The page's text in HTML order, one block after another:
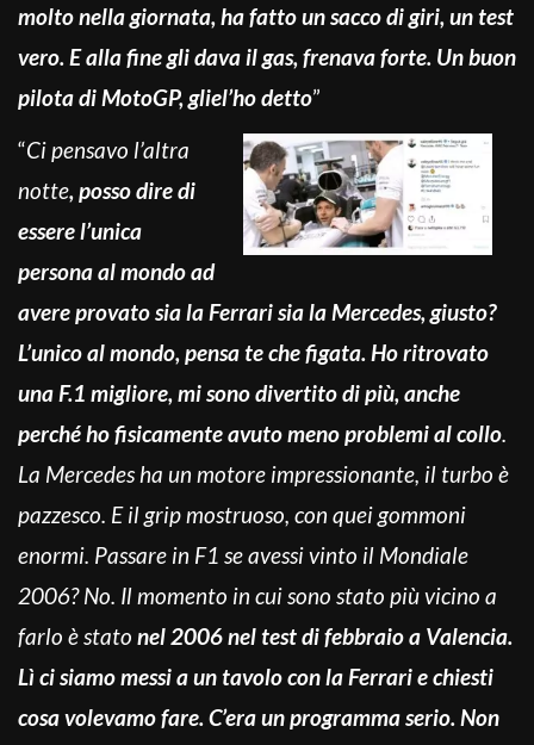
molto nella giornata, ha fatto un sacco di giri, un test
vero. E alla fine gli dava il gas, frenava forte. Un buon
pilota di MotoGP, gliel’ho detto”
“Ci pensavo l’altra
notte, posso dire di
essere l’unica
persona al mondo ad
avere provato sia la Ferrari sia la Mercedes, giusto?
L’unico al mondo, pensa te che figata. Ho ritrovato
una F.1 migliore, mi sono divertito di più, anche
perché ho fisicamente avuto meno problemi al collo.
La Mercedes ha un motore impressionante, il turbo è
pazzesco. E il grip mostruoso, con quei gommoni
enormi. Passare in F1 se avessi vinto il Mondiale
2006? No. Il momento in cui sono stato più vicino a
farlo è stato nel 2006 nel test di febbraio a Valencia.
Lì ci siamo messi a un tavolo con la Ferrari e chiesti
cosa volevamo fare. C’era un programma serio. Non